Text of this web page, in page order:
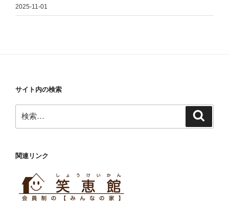
2025-11-01
サイト内の検索
索:
関連リンク